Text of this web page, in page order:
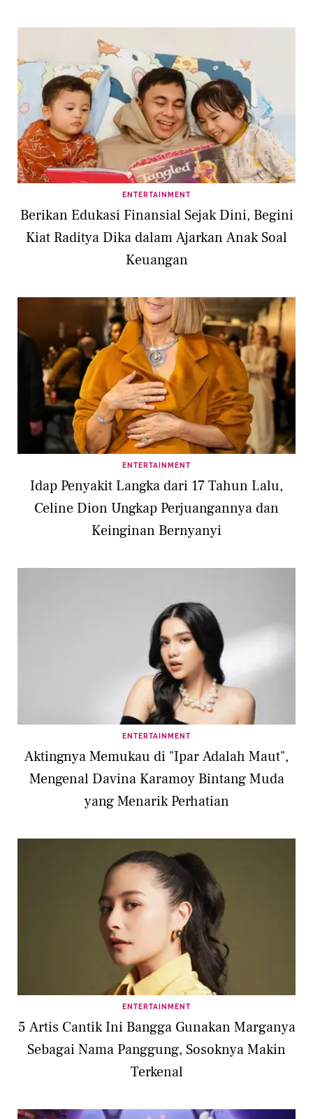
ENTERTAINMENT
Berikan Edukasi Finansial Sejak Dini, Begini
Kiat Raditya Dika dalam Ajarkan Anak Soal
Keuangan
ENTERTAINMENT
Idap Penyakit Langka dari 17 Tahun Lalu,
Celine Dion Ungkap Perjuangannya dan
Keinginan Bernyanyi
ENTERTAINMENT
Aktingnya Memukau di "Ipar Adalah Maut",
Mengenal Davina Karamoy Bintang Muda
yang Menarik Perhatian
ENTERTAINMENT
5 Artis Cantik Ini Bangga Gunakan Marganya
Sebagai Nama Panggung, Sosoknya Makin
Terkenal